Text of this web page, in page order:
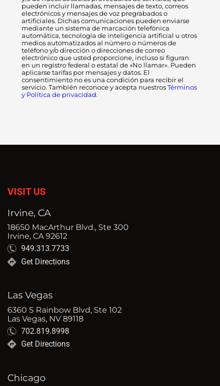
pueden incluir llamadas, mensajes de texto, correos
electrónicos y mensajes de voz pregrabados o
artificiales. Dichas comunicaciones pueden enviarse
mediante un sistema de marcación telefónica
automática, tecnología de inteligencia artificial u otros
medios automatizados al número o números de
teléfono y/o dirección o direcciones de correo
electrónico que usted proporcione, incluso si figuran
en un registro federal o estatal de «No llamar». Pueden
aplicarse tarifas por mensajes y datos. El
consentimiento no es una condición para recibir el
servicio. También reconoce y acepta nuestros Términos
y Política de privacidad.
VISIT US
Irvine, CA
18650 MacArthur Blvd., Ste 300
Irvine, CA 92612
949.313.7733
Get Directions
Las Vegas
6360 S Rainbow Blvd, Ste 102
Las Vegas, NV 89118
702.819.8998
Get Directions
Chicago